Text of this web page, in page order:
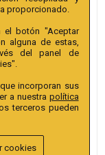
Extra.
proporcionado.
el botón "Aceptar
alguna de estas,
del panel de
incorporan sus
a nuestra política
terceros pueden
cookies